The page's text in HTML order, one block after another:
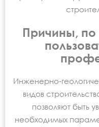
Причины,
Инженерно-
видов
позволяют быть
необходимых